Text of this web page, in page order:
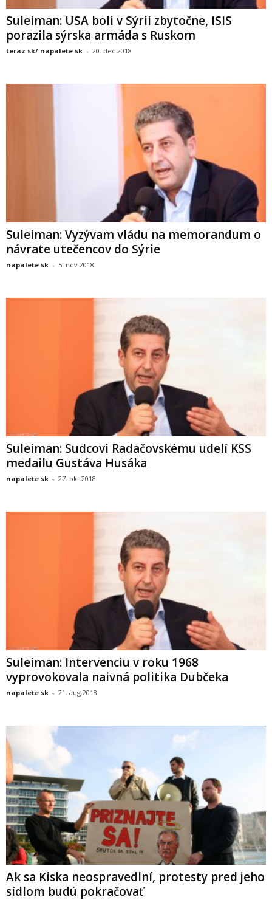
Suleiman: USA boli v Sýrii zbytočne, ISIS
porazila sýrska armáda s Ruskom
teraz.sk/ napalete.sk - 20. dec 2018
Suleiman: Vyzývam vládu na memorandum o
návrate utečencov do Sýrie
napalete.sk - 5. nov 2018
Suleiman: Sudcovi Radačovskému udelí KSS
medailu Gustáva Husáka
napalete.sk - 27. okt 2018
Suleiman: Intervenciu v roku 1968
vyprovokovala naivná politika Dubčeka
napalete.sk - 21. aug 2018
Ak sa Kiska neospravedlní, protesty pred jeho
sídlom budú pokračovať